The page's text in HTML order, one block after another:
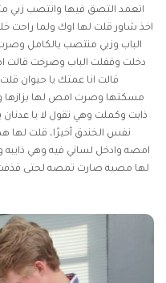
اتعمد التصق فيها وانتصب زبي
اخذ شاور قلت لها اوك ولما راحت
الباب وزبي منتصب بالكامل
دخلت وقفلت الباب وصرخت قالت
قالت انا عمتك يا حيوان
مسكتها وصرت امص لها
ذابت وكملت وهي تقول لا يا
نفس الخندق أخيرًا، قلت لها
امصه وادخل لساني فيه وهي ذايبه
لها مصيه صارت تمصه لحتى قذفت